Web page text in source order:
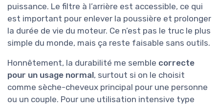
puissance. Le filtre à l’arrière est accessible, ce qui
est important pour enlever la poussière et prolonger
la durée de vie du moteur. Ce n’est pas le truc le plus
simple du monde, mais ça reste faisable sans outils.
Honnêtement, la durabilité me semble correcte
pour un usage normal, surtout si on le choisit
comme sèche-cheveux principal pour une personne
ou un couple. Pour une utilisation intensive type